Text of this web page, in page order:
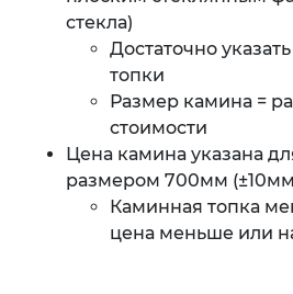
стекла)
​Достаточно
топки
Размер камина =
стоимости
Цена камина указана
размером 700мм
​Каминная топка
цена меньше или